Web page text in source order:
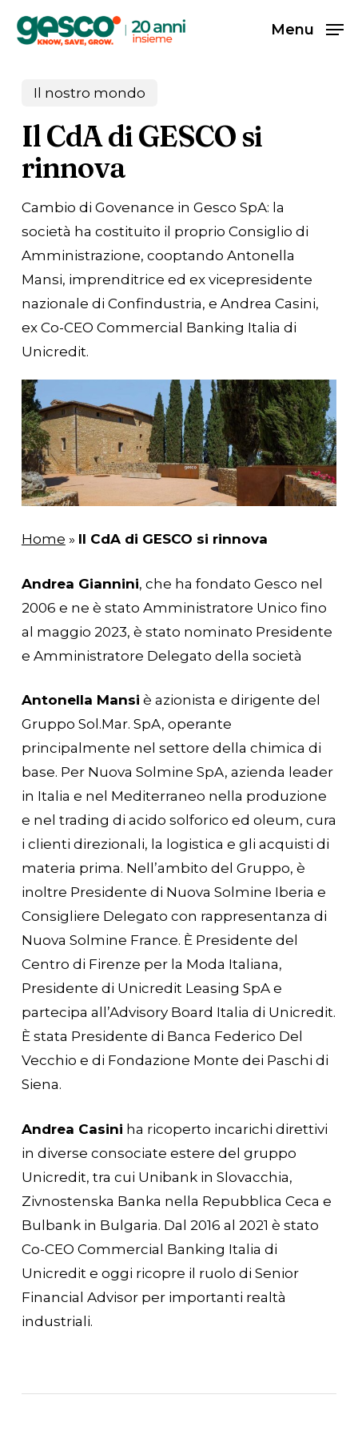
content
Menu
Il nostro mondo
Il CdA di GESCO si
rinnova
Cambio di Govenance in Gesco SpA: la
società ha costituito il proprio Consiglio di
Amministrazione, cooptando Antonella
Mansi, imprenditrice ed ex vicepresidente
nazionale di Confindustria, e Andrea Casini,
ex Co-CEO Commercial Banking Italia di
Unicredit.
Home » Il CdA di GESCO si rinnova
Andrea Giannini, che ha fondato Gesco nel
2006 e ne è stato Amministratore Unico fino
al maggio 2023, è stato nominato Presidente
e Amministratore Delegato della società
Antonella Mansi è azionista e dirigente del
Gruppo Sol.Mar. SpA, operante
principalmente nel settore della chimica di
base. Per Nuova Solmine SpA, azienda leader
in Italia e nel Mediterraneo nella produzione
e nel trading di acido solforico ed oleum, cura
i clienti direzionali, la logistica e gli acquisti di
materia prima. Nell’ambito del Gruppo, è
inoltre Presidente di Nuova Solmine Iberia e
Consigliere Delegato con rappresentanza di
Nuova Solmine France. È Presidente del
Centro di Firenze per la Moda Italiana,
Presidente di Unicredit Leasing SpA e
partecipa all’Advisory Board Italia di Unicredit.
È stata Presidente di Banca Federico Del
Vecchio e di Fondazione Monte dei Paschi di
Siena.
Andrea Casini ha ricoperto incarichi direttivi
in diverse consociate estere del gruppo
Unicredit, tra cui Unibank in Slovacchia,
Zivnostenska Banka nella Repubblica Ceca e
Bulbank in Bulgaria. Dal 2016 al 2021 è stato
Co-CEO Commercial Banking Italia di
Unicredit e oggi ricopre il ruolo di Senior
Financial Advisor per importanti realtà
industriali.